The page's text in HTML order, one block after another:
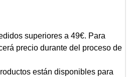
superiores a 49€. Para
precio durante del proceso de
están disponibles para